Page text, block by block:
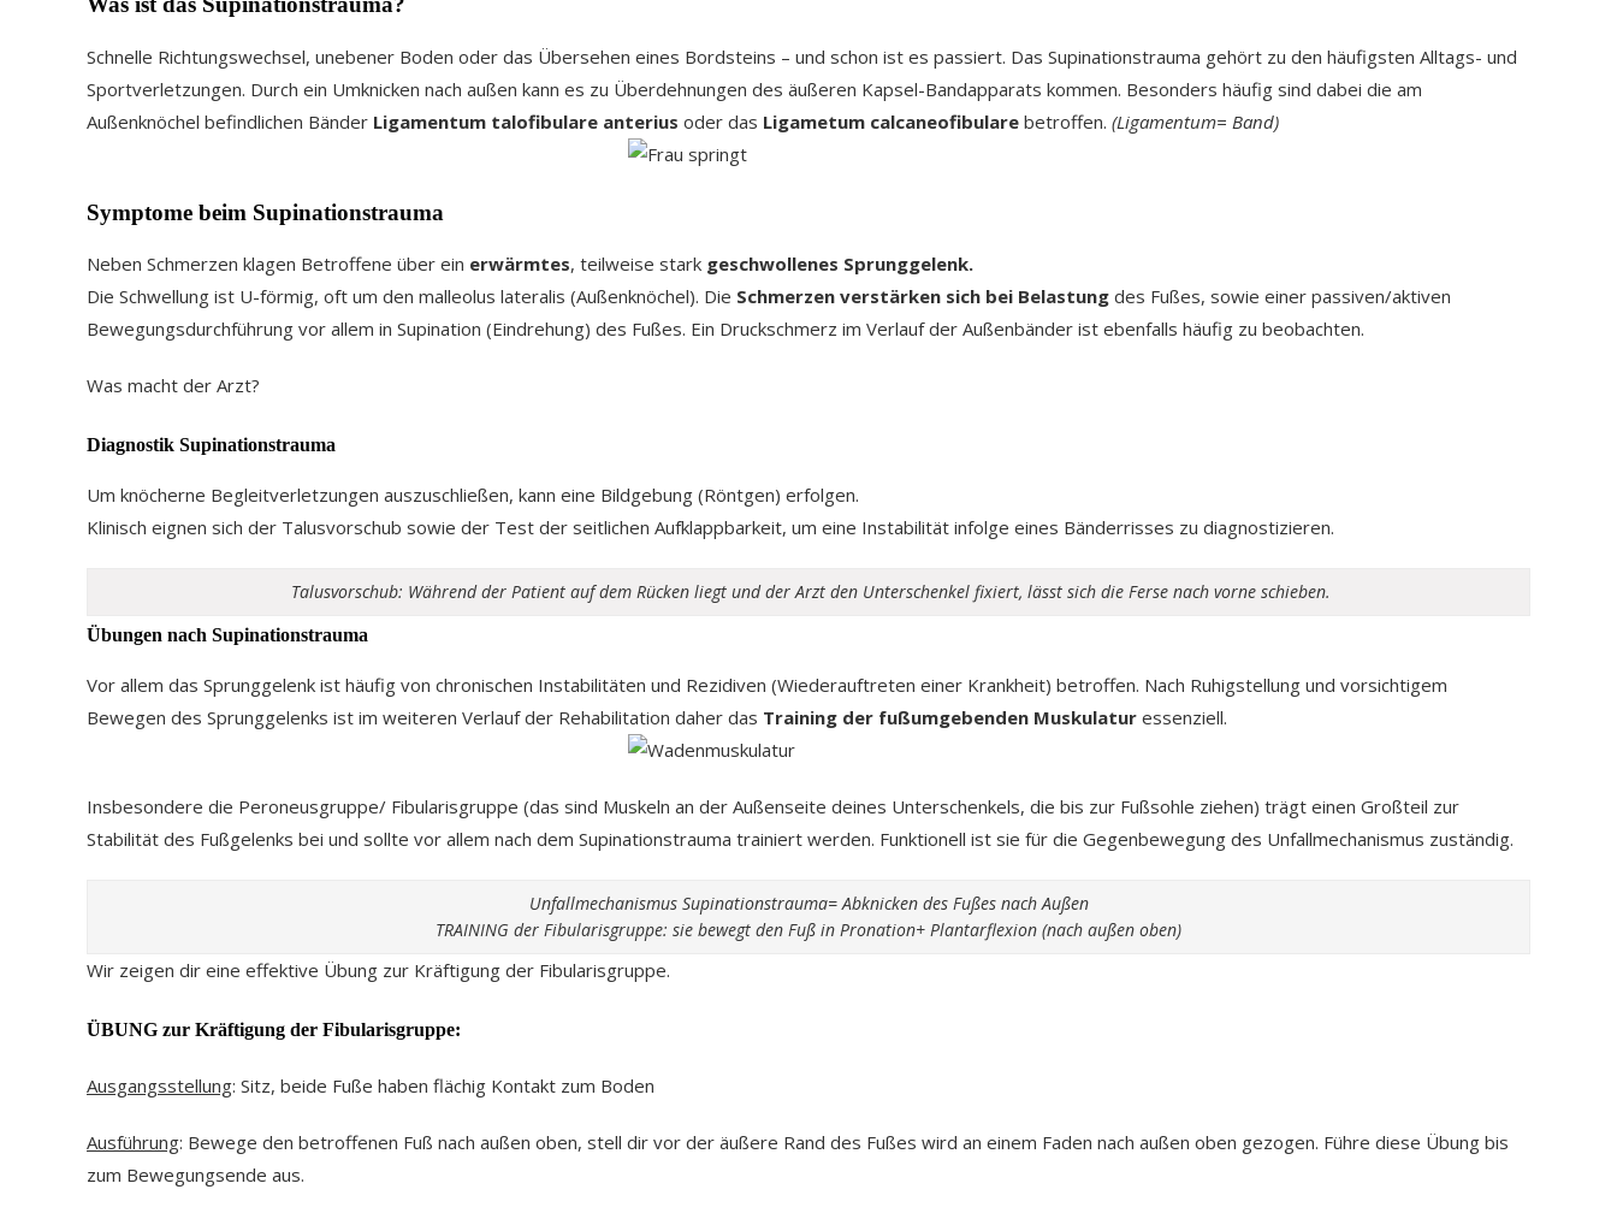
Schnelle Richtungswechsel, unebener Boden oder das Übersehen eines Bordsteins – und schon ist es passiert. Das Supinationstrauma gehört zu den häufigsten Alltags- und
Sportverletzungen. Durch ein Umknicken nach außen kann es zu Überdehnungen des äußeren Kapsel-Bandapparats kommen. Besonders häufig sind dabei die am
Außenknöchel befindlichen Bänder Ligamentum talofibulare anterius oder das Ligametum calcaneofibulare betroffen. (Ligamentum= Band)
Symptome beim Supinationstrauma
Neben Schmerzen klagen Betroffene über ein erwärmtes, teilweise stark geschwollenes Sprunggelenk.
Die Schwellung ist U-förmig, oft um den malleolus lateralis (Außenknöchel). Die Schmerzen verstärken sich bei Belastung des Fußes, sowie einer passiven/aktiven
Bewegungsdurchführung vor allem in Supination (Eindrehung) des Fußes. Ein Druckschmerz im Verlauf der Außenbänder ist ebenfalls häufig zu beobachten.
Was macht der Arzt?
Diagnostik Supinationstrauma
Um knöcherne Begleitverletzungen auszuschließen, kann eine Bildgebung (Röntgen) erfolgen.
Klinisch eignen sich der Talusvorschub sowie der Test der seitlichen Aufklappbarkeit, um eine Instabilität infolge eines Bänderrisses zu diagnostizieren.
Talusvorschub: Während der Patient auf dem Rücken liegt und der Arzt den Unterschenkel fixiert, lässt sich die Ferse nach vorne schieben.
Übungen nach Supinationstrauma
Vor allem das Sprunggelenk ist häufig von chronischen Instabilitäten und Rezidiven (Wiederauftreten einer Krankheit) betroffen. Nach Ruhigstellung und vorsichtigem
Bewegen des Sprunggelenks ist im weiteren Verlauf der Rehabilitation daher das Training der fußumgebenden Muskulatur essenziell.
Insbesondere die Peroneusgruppe/ Fibularisgruppe (das sind Muskeln an der Außenseite deines Unterschenkels, die bis zur Fußsohle ziehen) trägt einen Großteil zur
Stabilität des Fußgelenks bei und sollte vor allem nach dem Supinationstrauma trainiert werden. Funktionell ist sie für die Gegenbewegung des Unfallmechanismus zuständig.
Unfallmechanismus Supinationstrauma= Abknicken des Fußes nach Außen
TRAINING der Fibularisgruppe: sie bewegt den Fuß in Pronation+ Plantarflexion (nach außen oben)
Wir zeigen dir eine effektive Übung zur Kräftigung der Fibularisgruppe.
ÜBUNG zur Kräftigung der Fibularisgruppe:
Ausgangsstellung: Sitz, beide Fuße haben flächig Kontakt zum Boden
Ausführung: Bewege den betroffenen Fuß nach außen oben, stell dir vor der äußere Rand des Fußes wird an einem Faden nach außen oben gezogen. Führe diese Übung bis
zum Bewegungsende aus.